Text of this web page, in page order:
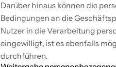
Darüber hinaus können die
Bedingungen an die
Nutzer in die Verarbeitung
eingewilligt, ist es ebenfalls
durchführen.